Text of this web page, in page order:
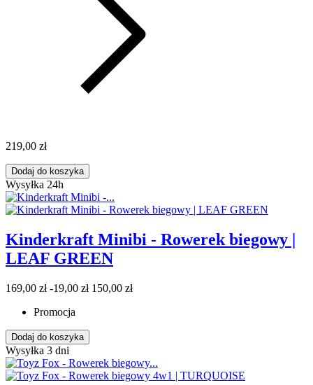
219,00 zł
Dodaj do koszyka
Wysyłka 24h
Kinderkraft Minibi - Rowerek biegowy |
LEAF GREEN
169,00 zł -19,00 zł 150,00 zł
Promocja
Dodaj do koszyka
Wysyłka 3 dni